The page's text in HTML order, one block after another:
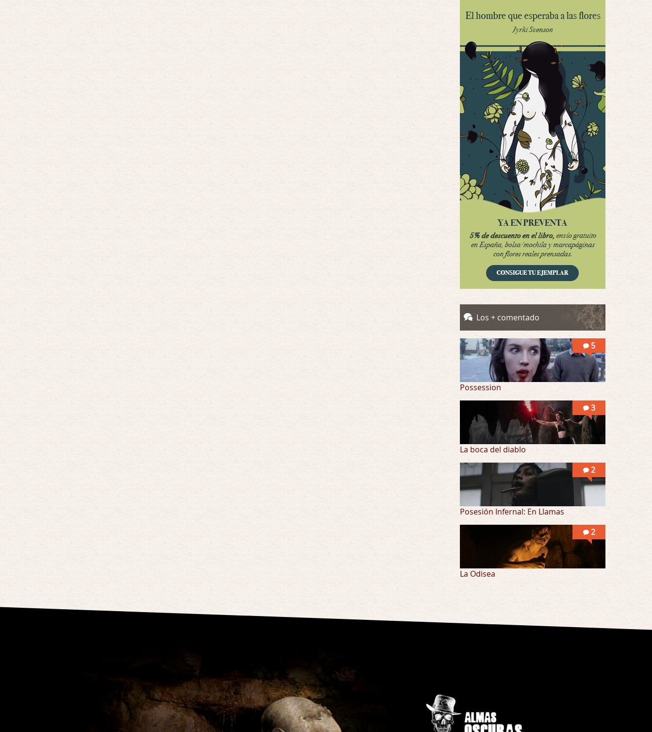
Posesión Infernal: En Llamas
Yo justo fui a verla ayer al cine y la ver …
Por encima de tu cadáver
Por: Luar
Interesante cuando avanza, le falta algo d …
Por encima de tu cadáver
Por: Luar
Interesante cuando avanza, le falta algo d …
Possession
Se llama la posesión en castellano, está …
Obsession
Por: Mariano
Obsession
Por: Chica Stark
Possession
Llevo toda una vida para verla y nunca lo …
Posesión Infernal: En Llamas
Por: Skalope
Los + comentado
5
Possession
3
La boca del diablo
2
Posesión Infernal: En Llamas
2
La Odisea